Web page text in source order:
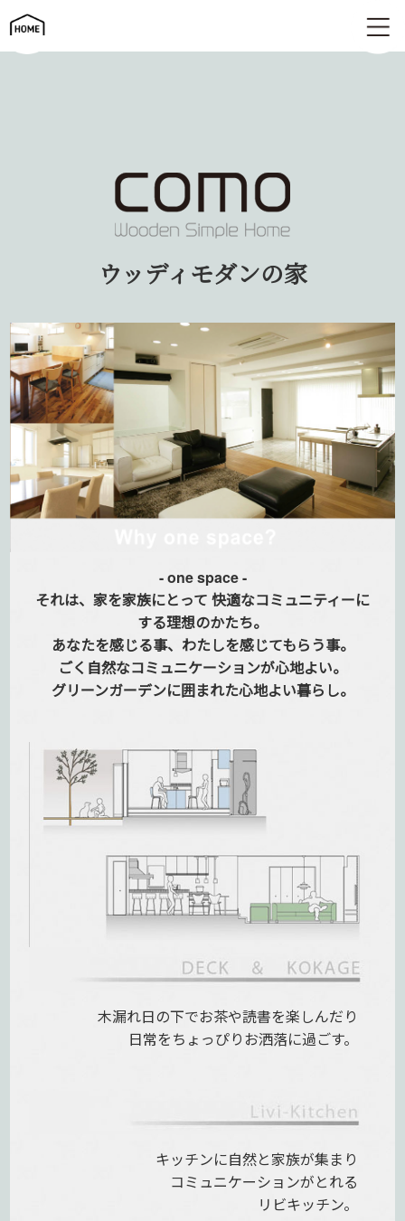
ウッディモダンの家 | como コモ
ウッディモダンの家
- one space -
それは、家を家族にとって 快適なコミュニティーに
する理想のかたち。
あなたを感じる事、 わたしを感じてもらう事。
ごく自然なコミュニケーションが心地よい。
グリーンガーデンに囲まれた心地よい暮らし。
木漏れ日の下でお茶や読書を楽しんだり
日常をちょっぴりお洒落に過ごす。
キッチンに自然と家族が集まり
コミュニケーションがとれる
リビキッチン。